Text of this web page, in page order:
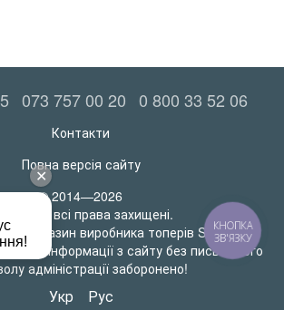
стосуються вони всього
важко переоцінити. Тому, хоч би який
найінтенсивнішу експлуатацію. Меблі
у нашому асортименті, не
експлуатації. Дійсно, за цим
предмети інтер'єру перевершують
матеріалів. Плюс вони зручні тим, що
073 757 00 20 0 800 33 52 06
Контакти
Повна версія сайту
© 2014—2026
всі права захищені.
магазин виробника топерів SleepTech
інформації з сайту без письмового
адміністрації заборонено!
Укр Рус
КНОПКА
ЗВ'ЯЗКУ